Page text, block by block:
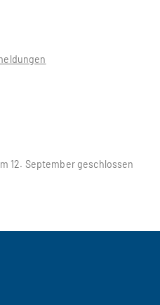
12. September geschlossen